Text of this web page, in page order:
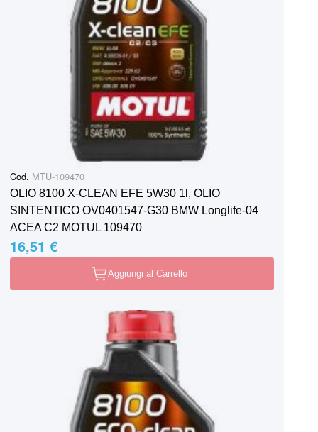
Cod. MTU-109470
OLIO 8100 X-CLEAN EFE 5W30 1l, OLIO
SINTENTICO OV0401547-G30 BMW Longlife-04
ACEA C2 MOTUL 109470
16,51 €
Aggiungi al Carrello